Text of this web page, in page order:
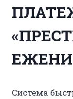
Система